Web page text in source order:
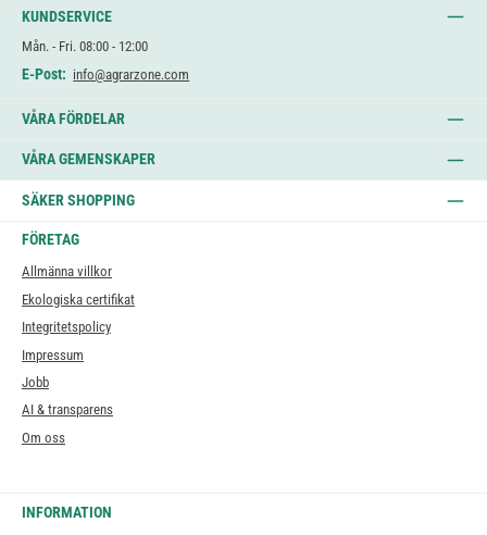
KUNDSERVICE
Mån. - Fri. 08:00 - 12:00
E-Post: info@agrarzone.com
VÅRA FÖRDELAR
VÅRA GEMENSKAPER
SÄKER SHOPPING
FÖRETAG
Allmänna villkor
Ekologiska certifikat
Integritetspolicy
Impressum
Jobb
AI & transparens
Om oss
INFORMATION